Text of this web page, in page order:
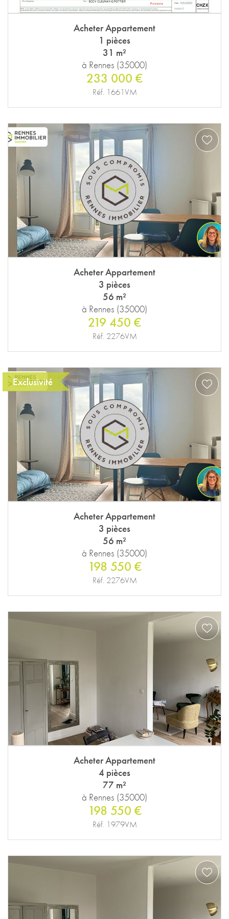
Acheter Appartement
1 pièces
31 m²
à Rennes (35000)
233 000 €
Réf. 1661VM
Acheter Appartement
3 pièces
56 m²
à Rennes (35000)
219 450 €
Réf. 2276VM
Exclusivité
Acheter Appartement
3 pièces
56 m²
à Rennes (35000)
198 550 €
Réf. 2276VM
Acheter Appartement
4 pièces
77 m²
à Rennes (35000)
198 550 €
Réf. 1979VM